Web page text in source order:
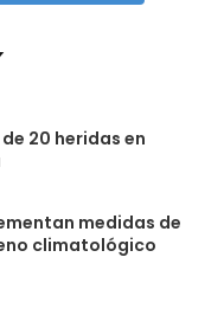
20 heridas en
medidas de
climatológico